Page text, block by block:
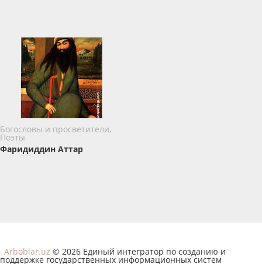
Богословы и просветители,
Поэты
Фаридиддин Аттар
Arboblar.uz © 2026 Единый интегратор по созданию и
поддержке государственных информационных систем